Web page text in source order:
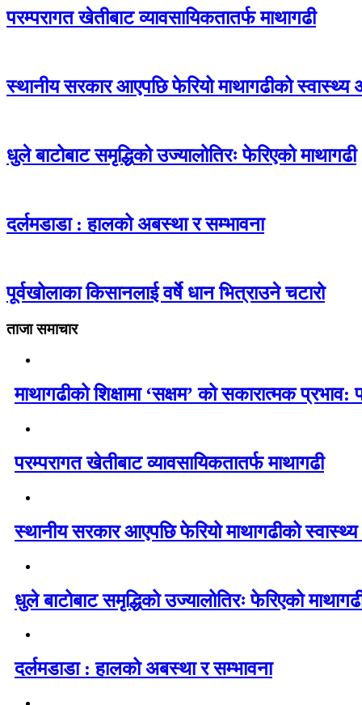
परम्परागत खेतीबाट व्यावसायिकतातर्फ माथागढी
स्थानीय सरकार आएपछि फेरियो माथागढीको स्वास्थ्य
धुले बाटोबाट समृद्धिको उज्यालोतिरः फेरिएको माथागढी
दर्लमडाडा : हालको अबस्था र सम्भावना
पूर्वखोलाका किसानलाई वर्षे धान भित्राउने चटारो
ताजा समाचार
माथागढीको शिक्षामा ‘सक्षम’ को सकारात्मक
परम्परागत खेतीबाट व्यावसायिकतातर्फ माथागढी
स्थानीय सरकार आएपछि फेरियो माथागढीको
धुले बाटोबाट समृद्धिको उज्यालोतिरः फेरिएको
दर्लमडाडा : हालको अबस्था र सम्भावना